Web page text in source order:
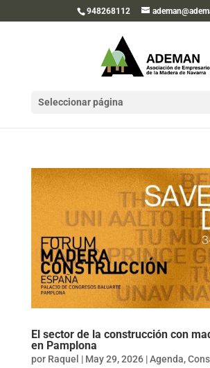
948268112
Seleccionar página
El sector de la construcción con
en Pamplona
por Raquel | May 29, 2026|Agenda,